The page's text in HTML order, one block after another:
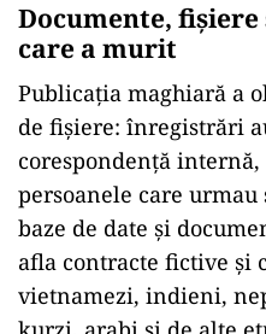
Documente,
care a murit
Publicația maghiară a
de fișiere: înregistrări
corespondență
persoanele care
baze de date și
afla contracte fictive și
vietnamezi, indieni,